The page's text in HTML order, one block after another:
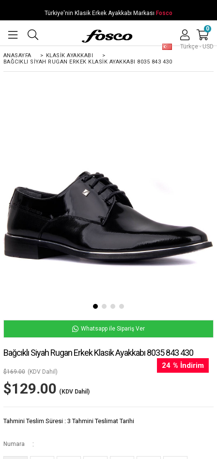
Türkiye'nin Klasik Erkek Ayakkabı Markası Fosco
Türkçe - USD
0
ANASAYFA > KLASIK AYAKKABI
>
BAĞCIKLI SIYAH RUGAN ERKEK KLASIK AYAKKABI 8035 843 430
Whatsapp ile Sipariş Ver
Bağcıklı Siyah Rugan Erkek Klasik Ayakkabı 8035 843 430
%
24 İndirim
$169.00 (KDV Dahil)
$129.00 (KDV Dahil)
Tahmini Teslim Süresi : 3 Tahmini Teslimat Tarihi
Numara :